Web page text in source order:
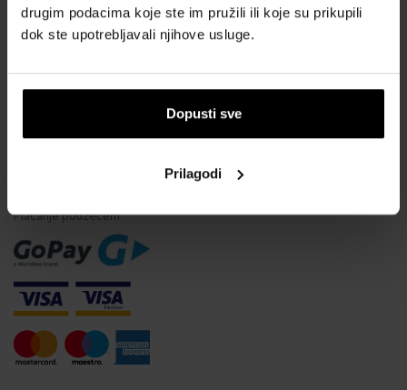
drugim podacima koje ste im pružili ili koje su prikupili
dok ste upotrebljavali njihove usluge.
Dopusti sve
Prilagodi
Često postavljana pitanja
Samo originalna roba
Odustajanje od ugovora
Promjena pristanka za kolačiće
Plaćanje pouzećem